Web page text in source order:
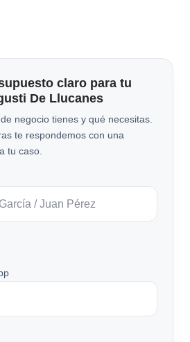
claro para tu
De Llucanes
negocio tienes y qué necesitas.
te respondemos con una
tu caso.